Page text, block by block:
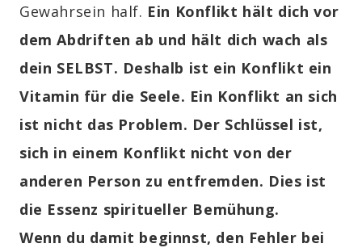
Gewahrsein half. Ein Konflikt hält dich vor
dem Abdriften ab und hält dich wach als
dein SELBST. Deshalb ist ein Konflikt ein
Vitamin für die Seele. Ein Konflikt an sich
ist nicht das Problem. Der Schlüssel ist,
sich in einem Konflikt nicht von der
anderen Person zu entfremden. Dies ist
die Essenz spiritueller Bemühung.
Wenn du damit beginnst, den Fehler bei